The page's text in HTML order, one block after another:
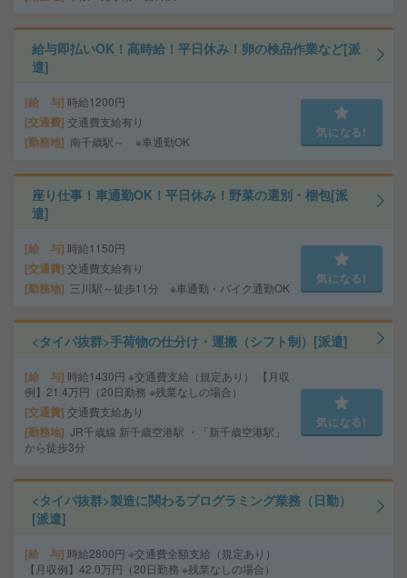
給与即払いOK！高時給！平日休み！卵の検品作業など[派
遣]
給 与 時給1200円
交通費 交通費支給有り
勤務地 南千歳駅～ ※車通勤OK
気になる!
座り仕事！車通勤OK！平日休み！野菜の選別・梱包[派
遣]
給 与 時給1150円
交通費 交通費支給有り
勤務地 三川駅～徒歩11分 ※車通勤・バイク通勤OK
気になる!
<タイパ抜群>手荷物の仕分け・運搬（シフト制）[派遣]
給 与 時給1430円 ※交通費支給（規定あり） 【月収
例】21.4万円（20日勤務 ※残業なしの場合）
交通費 交通費支給あり
勤務地 JR千歳線 新千歳空港駅 ・「新千歳空港駅」
から徒歩3分
気になる!
<タイパ抜群>製造に関わるプログラミング業務（日勤）
[派遣]
給 与 時給2800円 ※交通費全額支給（規定あり）
【月収例】42.0万円（20日勤務 ※残業なしの場合）